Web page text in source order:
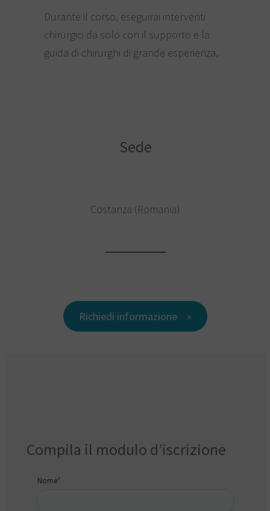
Durante il corso, eseguirai interventi
chirurgici da solo con il supporto e la
guida di chirurghi di grande esperienza.
Sede
Costanza (Romania)
Richiedi informazione
Compila il modulo d’iscrizione